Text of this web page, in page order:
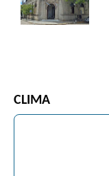
CLIMA